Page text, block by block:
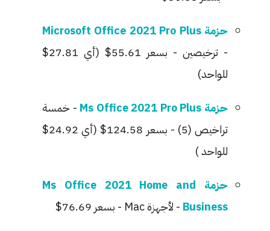
حزمة Microsoft Office 2021 Pro Plus
- ترخيصين - بسعر 55.61$ (أي 27.81$
للواحد)
حزمة Ms Office 2021 Pro Plus
- خمسة
تراخيص (5) - بسعر 124.58$ (أي 24.92$
للواحد )
حزمة Ms Office 2021 Home and
Business - لأجهزة Mac - بسعر 76.69$